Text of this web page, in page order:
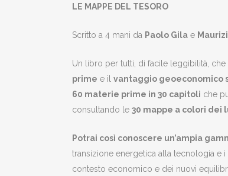
LE MAPPE DEL TESORO
Scritto a 4 mani da Paolo Gila e
Un libro per tutti, di facile leggibilità,
prime e il vantaggio geoeconomico
60 materie prime in 30 capitoli che
consultando le 30 mappe a colori dei
Potrai così conoscere un’ampia
transizione energetica alla tecnologia e
contesto economico e dei nuovi